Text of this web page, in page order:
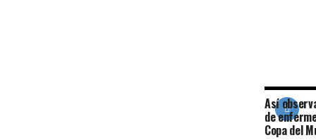
Así
de
Copa del